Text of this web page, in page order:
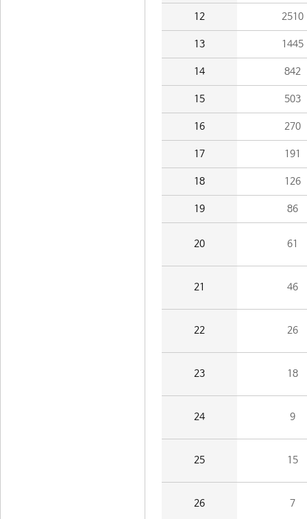
12 2510
13 1445
14 842
15 503
16 270
17 191
18 126
19 86
20 61
21 46
22 26
23 18
24 9
25 15
26 7